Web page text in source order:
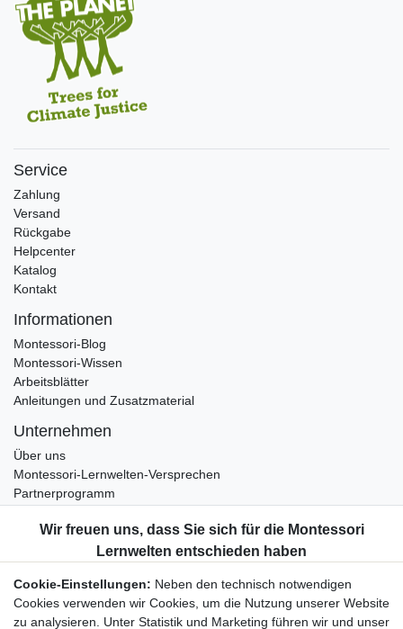
Service
Zahlung
Versand
Rückgabe
Helpcenter
Katalog
Kontakt
Informationen
Montessori-Blog
Montessori-Wissen
Arbeitsblätter
Anleitungen und Zusatzmaterial
Unternehmen
Über uns
Montessori-Lernwelten-Versprechen
Partnerprogramm
Bestellung widerrufen
Datenschutzerklärung
AGB
Impressum
Cookie-Einstellungen: Neben den technisch notwendigen
Cookies verwenden wir Cookies, um die Nutzung unserer Website
zu analysieren. Unter Statistik und Marketing führen wir und unser